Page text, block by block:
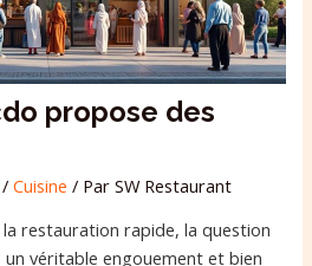
propose des
/Cuisine / ParSW Restaurant
restauration rapide, la question
véritable engouement et bien